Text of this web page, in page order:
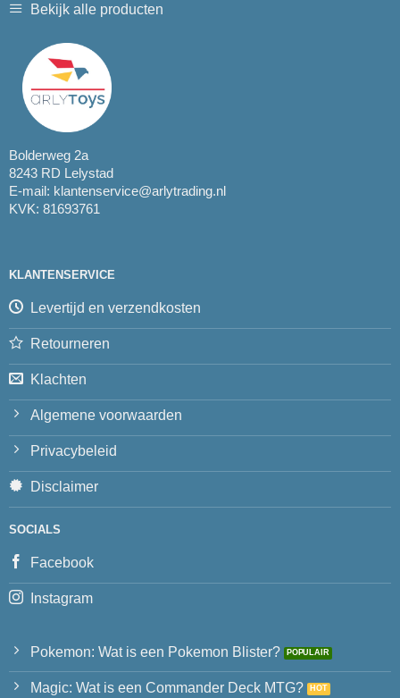
Bekijk alle producten
Bolderweg 2a
8243 RD Lelystad
E-mail: klantenservice@arlytrading.nl
KVK: 81693761
KLANTENSERVICE
Levertijd en verzendkosten
Retourneren
Klachten
Algemene voorwaarden
Privacybeleid
Disclaimer
SOCIALS
Facebook
Instagram
Pokemon: Wat is een Pokemon Blister?
Magic: Wat is een Commander Deck MTG?